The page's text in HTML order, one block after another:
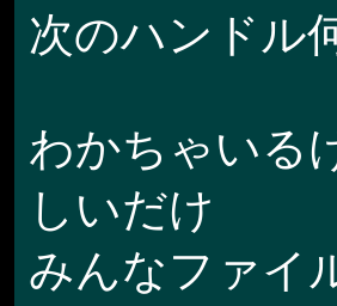
次のハンドル
わかちゃいる
しいだけ
みんなファイ